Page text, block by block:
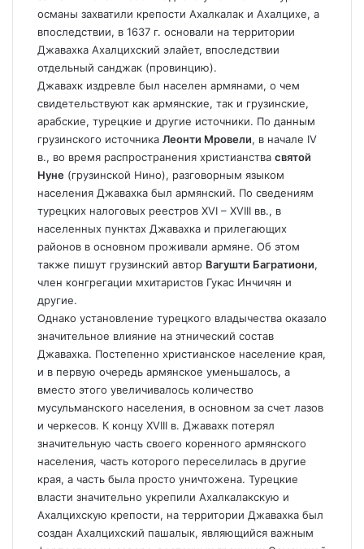
османы захватили крепости Ахалкалак и Ахалцихе, а
впоследствии, в 1637 г. основали на территории
Джавахка Ахалцихский элайет, впоследствии
отдельный санджак (провинцию).
Джавахк издревле был населен армянами, о чем
свидетельствуют как армянские, так и грузинские,
арабские, турецкие и другие источники. По данным
грузинского источника Леонти Мровели, в начале IV
в., во время распространения христианства святой
Нуне (грузинской Нино), разговорным языком
населения Джавахка был армянский. По сведениям
турецких налоговых реестров XVI – XVIII вв., в
населенных пунктах Джавахка и прилегающих
районов в основном проживали армяне. Об этом
также пишут грузинский автор Вагушти Багратиони,
член конгрегации мхитаристов Гукас Инчичян и
другие.
Однако установление турецкого владычества оказало
значительное влияние на этнический состав
Джавахка. Постепенно христианское население края,
и в первую очередь армянское уменьшалось, а
вместо этого увеличивалось количество
мусульманского населения, в основном за счет лазов
и черкесов. К концу XVIII в. Джавахк потерял
значительную часть своего коренного армянского
населения, часть которого переселилась в другие
края, а часть была просто уничтожена. Турецкие
власти значительно укрепили Ахалкалакскую и
Ахалцихскую крепости, на территории Джавахка был
создан Ахалцихский пашалык, являющийся важным